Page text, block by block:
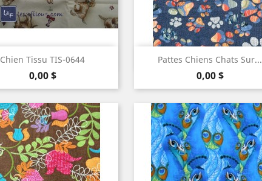
Chien Tissu TIS-0644
Prix
0,00 $
Aperçu rapide Pattes Chiens Chats Sur...
Prix
0,00 $
 Aperçu rapide